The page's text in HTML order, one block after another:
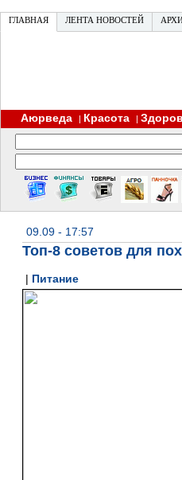
ГЛАВНАЯ ЛЕНТА НОВОСТЕЙ
Аюрведа | Красота |
09.09 - 17:57
Топ-8 советов для
| Питание